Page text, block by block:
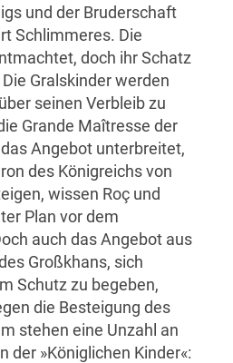
und der Bruderschaft
Schlimmeres. Die
doch ihr Schatz
Gralskinder werden
seinen Verbleib zu
Grande Maîtresse der
Angebot unterbreitet,
des Königreichs von
wissen Roç und
Plan vor dem
auch das Angebot aus
Großkhans, sich
Schutz zu begeben,
die Besteigung des
stehen eine Unzahl an
der »Königlichen Kinder«: